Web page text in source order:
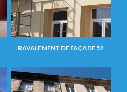
RAVALEMENT DE FAÇADE 52